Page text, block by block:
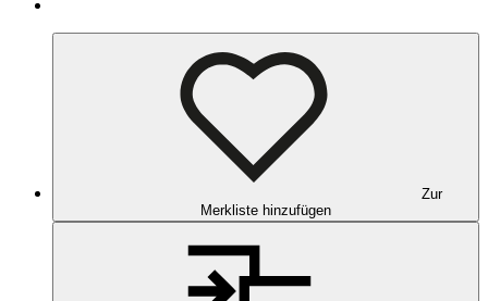
Zur
Merkliste hinzufügen